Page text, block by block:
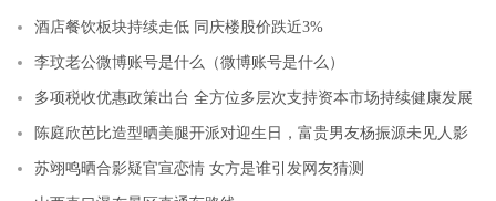
酒店餐饮板块持续走低 同庆楼股价跌近3%
李玟老公微博账号是什么（微博账号是什么）
多项税收优惠政策出台 全方位多层次支持资本市场持续健康发展
陈庭欣芭比造型晒美腿开派对迎生日，富贵男友杨振源未见人影
苏翊鸣晒合影疑官宣恋情 女方是谁引发网友猜测